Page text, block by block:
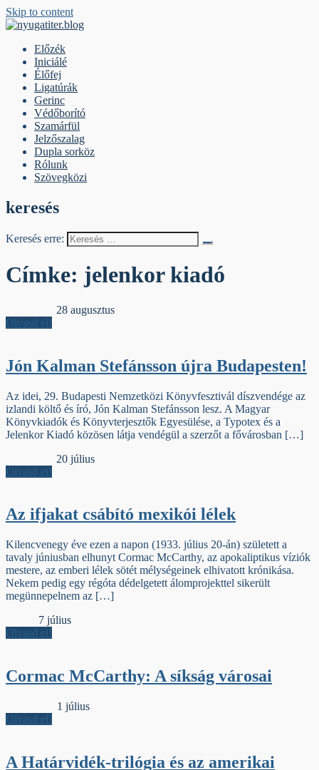
Skip to content
Előzék
Iniciálé
Élőfej
Ligatúrák
Gerinc
Védőborító
Szamárfül
Jelzőszalag
Dupla sorköz
Rólunk
Szövegközi
keresés
Keresés erre:
Címke: jelenkor kiadó
28 augusztus
Olvasd el!
Jón Kalman Stefánsson újra Budapesten!
Az idei, 29. Budapesti Nemzetközi Könyvfesztivál díszvendége az
izlandi költő és író, Jón Kalman Stefánsson lesz. A Magyar
Könyvkiadók és Könyvterjesztők Egyesülése, a Typotex és a
Jelenkor Kiadó közösen látja vendégül a szerzőt a fővárosban […]
20 július
Olvasd el!
Az ifjakat csábító mexikói lélek
Kilencvenegy éve ezen a napon (1933. július 20-án) született a
tavaly júniusban elhunyt Cormac McCarthy, az apokaliptikus víziók
mestere, az emberi lélek sötét mélységeinek elhivatott krónikása.
Nekem pedig egy régóta dédelgetett álomprojekttel sikerült
megünnepelnem az […]
7 július
Olvasd el!
Cormac McCarthy: A síkság városai
1 július
Olvasd el!
A Határvidék-trilógia és az amerikai